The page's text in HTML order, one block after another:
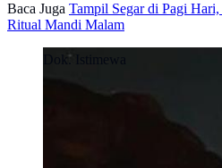
Baca Juga Tampil Segar di Pagi
Ritual Mandi Malam
Dok. Istimewa